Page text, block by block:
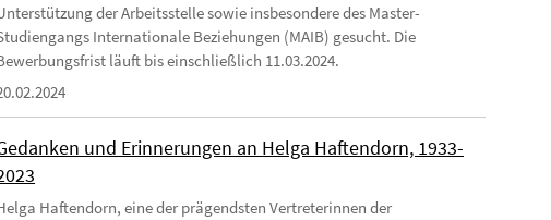
der Arbeitsstelle sowie insbesondere des Master-
Internationale Beziehungen (MAIB) gesucht. Die
läuft bis einschließlich 11.03.2024.
und Erinnerungen an Helga Haftendorn, 1933-
Haftendorn, eine der prägendsten Vertreterinnen der